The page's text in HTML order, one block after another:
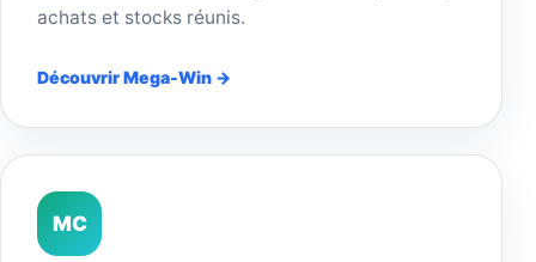
achats et stocks réunis.
Découvrir Mega-Win →
MC